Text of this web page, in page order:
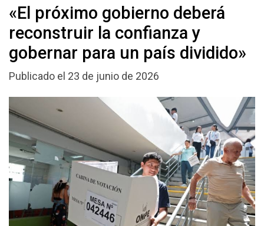
«El próximo gobierno deberá
reconstruir la confianza y
gobernar para un país dividido»
Publicado el 23 de junio de 2026